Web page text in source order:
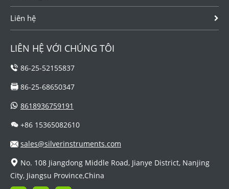
Liên hệ
LIÊN HỆ VỚI CHÚNG TÔI
86-25-52155837
86-25-68650347
8618936759191
+86 15365082610
sales@silverinstruments.com
No. 108 Jiangdong Middle Road, Jianye District, Nanjing
City, Jiangsu Province,China